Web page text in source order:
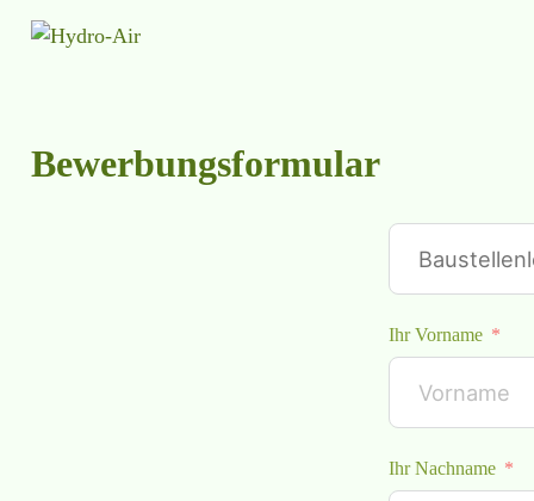
Bewerbungsformular
Ihr Vorname
Ihr Nachname